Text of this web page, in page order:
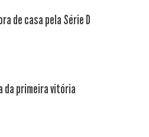
de casa pela Série D
da primeira vitória